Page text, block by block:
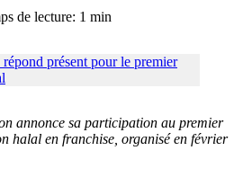
de lecture: 1 min
annonce sa participation au premier
halal en franchise, organisé en février